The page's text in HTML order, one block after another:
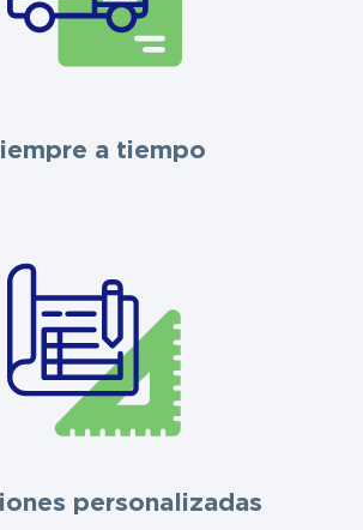
a tiempo
personalizadas